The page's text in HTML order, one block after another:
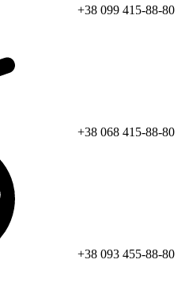
+38 099 415-88-80
+38 068 415-88-80
+38 093 455-88-80